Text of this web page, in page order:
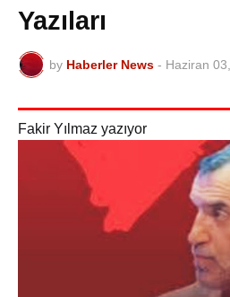
Yazıları
by Haberler News - Haziran
Fakir Yılmaz yazıyor